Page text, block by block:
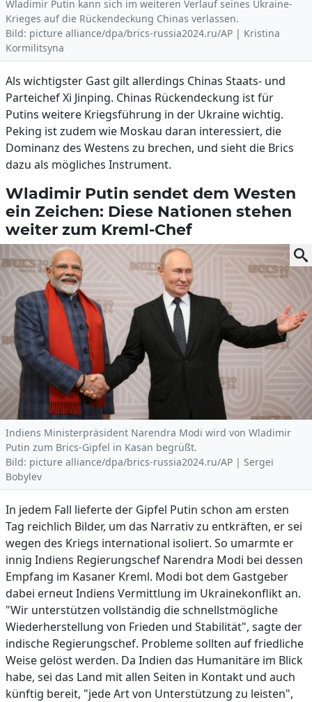
Wladimir Putin kann sich im weiteren Verlauf seines Ukraine-
Krieges auf die Rückendeckung Chinas verlassen.
Bild: picture alliance/dpa/brics-russia2024.ru/AP | Kristina
Kormilitsyna
Als wichtigster Gast gilt allerdings Chinas Staats- und
Parteichef Xi Jinping. Chinas Rückendeckung ist für
Putins weitere Kriegsführung in der Ukraine wichtig.
Peking ist zudem wie Moskau daran interessiert, die
Dominanz des Westens zu brechen, und sieht die Brics
dazu als mögliches Instrument.
Wladimir Putin sendet dem Westen
ein Zeichen: Diese Nationen stehen
weiter zum Kreml-Chef
Indiens Ministerpräsident Narendra Modi wird von Wladimir
Putin zum Brics-Gipfel in Kasan begrüßt.
Bild: picture alliance/dpa/brics-russia2024.ru/AP | Sergei
Bobylev
In jedem Fall lieferte der Gipfel Putin schon am ersten
Tag reichlich Bilder, um das Narrativ zu entkräften, er sei
wegen des Kriegs international isoliert. So umarmte er
innig Indiens Regierungschef Narendra Modi bei dessen
Empfang im Kasaner Kreml. Modi bot dem Gastgeber
dabei erneut Indiens Vermittlung im Ukrainekonflikt an.
"Wir unterstützen vollständig die schnellstmögliche
Wiederherstellung von Frieden und Stabilität", sagte der
indische Regierungschef. Probleme sollten auf friedliche
Weise gelöst werden. Da Indien das Humanitäre im Blick
habe, sei das Land mit allen Seiten in Kontakt und auch
künftig bereit, "jede Art von Unterstützung zu leisten",